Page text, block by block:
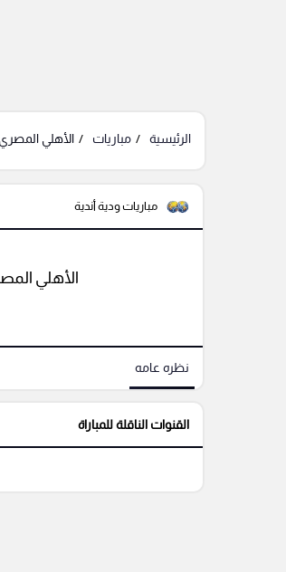
الرئيسية مباريات الأهلي
مباريات ودية أندية
الأهلي
نظره عامه
القنوات الناقلة للمباراة